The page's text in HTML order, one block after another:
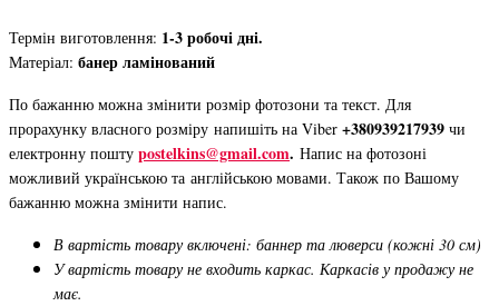
Термін виготовлення: 1-3 робочі дні.
Матеріал: банер ламінований
По бажанню можна змінити розмір фотозони та текст. Для
прорахунку власного розміру напишіть на Viber +380939217939 чи
електронну пошту postelkins@gmail.com. Напис на фотозоні
можливий українською та англійською мовами. Також по Вашому
бажанню можна змінити напис.
В вартість товару включені: баннер та люверси (кожні 30 см)
У вартість товару не входить каркас. Каркасів у продажу не
має.